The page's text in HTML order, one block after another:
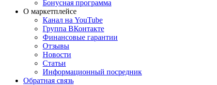
Бонусная программа
О маркетплейсе
Канал на YouTube
Группа ВКонтакте
Финансовые гарантии
Отзывы
Новости
Статьи
Информационный посредник
Обратная связь